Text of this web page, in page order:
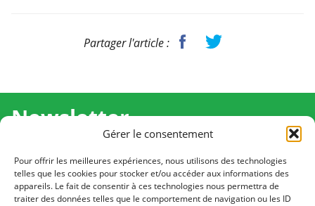
Gérer le consentement
Pour offrir les meilleures expériences, nous utilisons des technologies
telles que les cookies pour stocker et/ou accéder aux informations des
appareils. Le fait de consentir à ces technologies nous permettra de
traiter des données telles que le comportement de navigation ou les ID
Partager l'article :
Newsletter
Recevez l'actualité de Ma Chance Moi Aussi pour en
savoir plus sur nos temps forts et nos résultats.
Cliquez pour vous inscrire